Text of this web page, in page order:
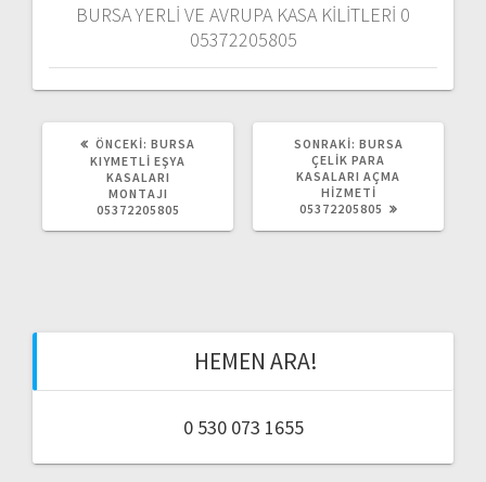
BURSA YERLİ VE AVRUPA KASA KİLİTLERİ 0
05372205805
a
m
ÖNCEKI: Ö
N
C
E
K
BURSA
KIYMETLİ EŞYA
KASALARI
MONTAJI
05372205805
SONRAKI: S
O
N
R
A
BURSA
ÇELIK PARA
KASALARI AÇMA
HIZMETI
05372205805
HEMEN ARA!
0 530 073 1655